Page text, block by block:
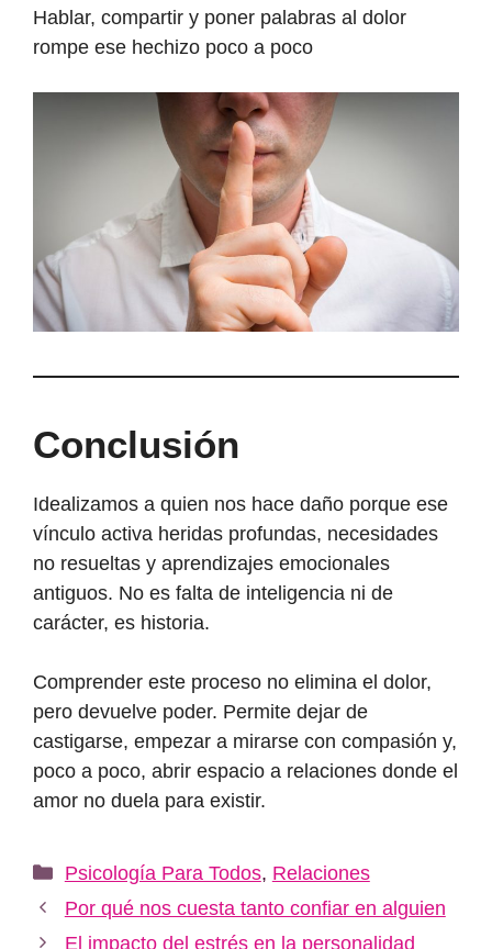
Hablar, compartir y poner palabras al dolor
rompe ese hechizo poco a poco
Conclusión
Idealizamos a quien nos hace daño porque ese
vínculo activa heridas profundas, necesidades
no resueltas y aprendizajes emocionales
antiguos. No es falta de inteligencia ni de
carácter, es historia.
Comprender este proceso no elimina el dolor,
pero devuelve poder. Permite dejar de
castigarse, empezar a mirarse con compasión y,
poco a poco, abrir espacio a relaciones donde el
amor no duela para existir.
Categorías
Psicología Para Todos, Relaciones
Por qué nos cuesta tanto confiar en alguien
El impacto del estrés en la personalidad